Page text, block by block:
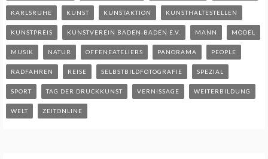
KARLSRUHE KUNST KUNSTAKTION KUNSTHALTESTELLEN
KUNSTPREIS KUNSTVEREIN BADEN-BADEN E.V. MANN MODEL
MUSIK NATUR OFFENEATELIERS PANORAMA PEOPLE
RADFAHREN REISE SELBSTBILDFOTOGRAFIE SPEZIAL
SPORT TAG DER DRUCKKUNST VERNISSAGE WEITERBILDUNG
WELT ZEITONLINE